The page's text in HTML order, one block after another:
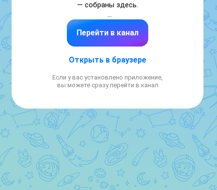
— собраны здесь.
Телефон горячей линии: 8 800 550-41-61
Звонок бесплатный
Перейти в канал
Открыть в браузере
Если у вас установлено приложение,
вы можете сразу перейти в канал